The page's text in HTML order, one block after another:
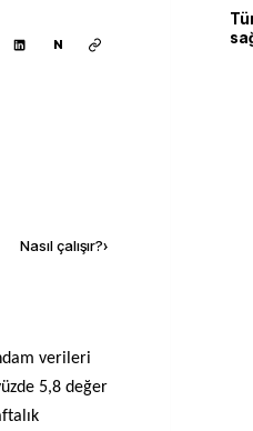
N
Nasıl çalışır?›
5,8 değer